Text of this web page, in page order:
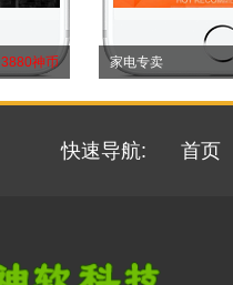
3880神币 家电专卖
快速导航: 首页